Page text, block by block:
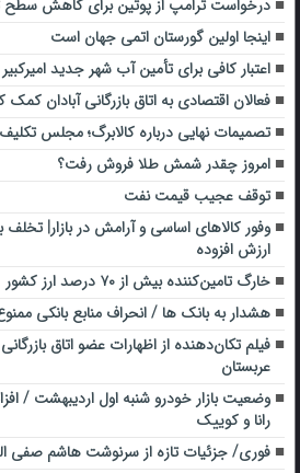
درخواست ترامپ از پوتین برای کاهش سطح
اینجا اولین گورستان اتمی جهان است
اعتبار کافی برای تأمین آب شهر جدید
فعالان اقتصادی به اتاق بازرگانی آبادان کمک
تصمیمات نهایی درباره کالابرگ؛ مجلس
امروز چقدر شمش طلا فروش رفت؟
توقف عجیب قیمت نفت
وفور کالاهای اساسی و آرامش در بازار| تخلف
ارزش افزوده
خارگ تامین‌کننده بیش از ۷۰ درصد ارز کشور
هشدار به بانک ها / انحراف منابع بانکی
فیلم تکان‌دهنده از اظهارات عضو اتاق بازرگانی
عربستان
وضعیت بازار خودرو شنبه اول اردیبهشت /
رانا و کوییک
فوری/ جزئیات تازه از سرنوشت هاشم صفی